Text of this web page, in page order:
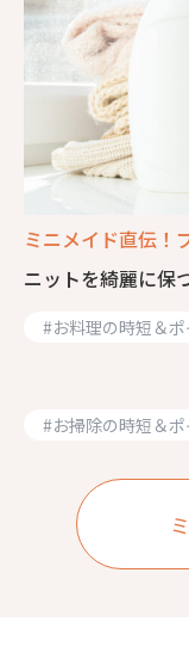
ミニメイド直伝！
ニットを綺麗に保
#お料理の時短＆
#お掃除の時短＆